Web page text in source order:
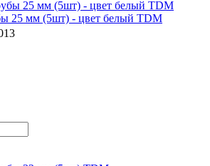
25 мм (5шт) - цвет белый TDM